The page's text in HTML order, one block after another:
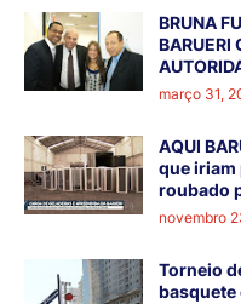
BRUNA
BARUERI
março 31,
AQUI
que iriam
roubado
novembro
Torneio
basquete